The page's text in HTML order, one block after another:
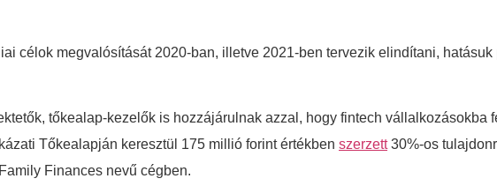
célok megvalósítását 2020-ban, illetve 2021-ben tervezik elindítani,
tőkealap-kezelők is hozzájárulnak azzal, hogy fintech vállalkozásokba
Tőkealapján keresztül 175 millió forint értékben szerzett30%-os
Finances nevű cégben.